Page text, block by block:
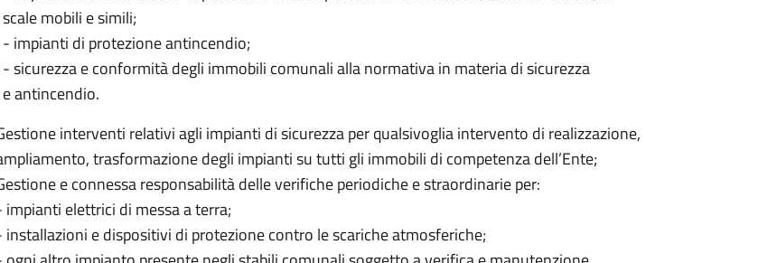
scale mobili e simili;
- impianti di protezione antincendio;
- sicurezza e conformità degli immobili comunali alla normativa in materia di sicurezza
e antincendio.
interventi relativi agli impianti di sicurezza per qualsivoglia intervento di realizzazione,
trasformazione degli impianti su tutti gli immobili di competenza dell’Ente;
e connessa responsabilità delle verifiche periodiche e straordinarie per:
impianti elettrici di messa a terra;
installazioni e dispositivi di protezione contro le scariche atmosferiche;